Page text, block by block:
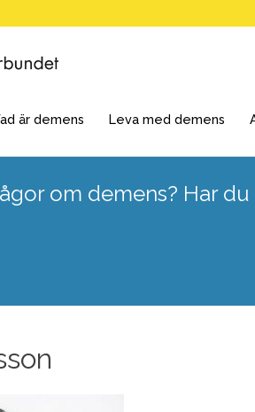
är demens Leva med demens
om demens? Har